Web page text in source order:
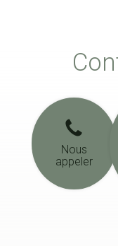
Nous
appeler